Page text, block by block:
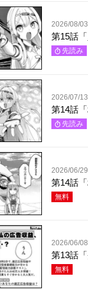
2026/08/03
第15話
先読み
2026/07/13
第14話
先読み
2026/06/29
第14話
無料
2026/06/08
第13話
無料